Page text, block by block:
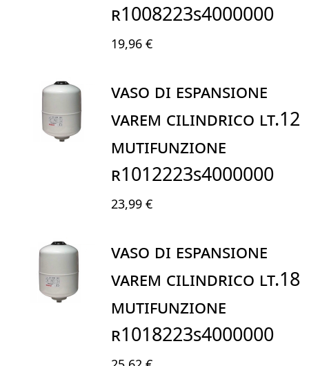
R1008223S4000000
19,96 €
VASO DI ESPANSIONE
VAREM CILINDRICO LT.12
MUTIFUNZIONE
R1012223S4000000
23,99 €
VASO DI ESPANSIONE
VAREM CILINDRICO LT.18
MUTIFUNZIONE
R1018223S4000000